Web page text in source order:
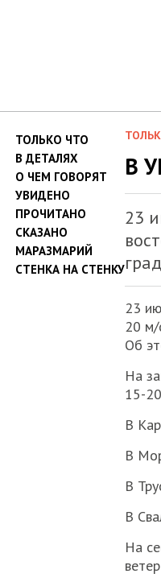
ТОЛЬКО ЧТО
В ДЕТАЛЯХ
О ЧЕМ ГОВОРЯТ
УВИДЕНО
ПРОЧИТАНО
СКАЗАНО
МАРАЗМАРИЙ
СТЕНКА НА СТЕНКУ
В
23
23
20 м/
Об
На
15-
В
В
В
В
На